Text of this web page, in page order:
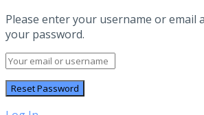
Please enter your username or email
your password.